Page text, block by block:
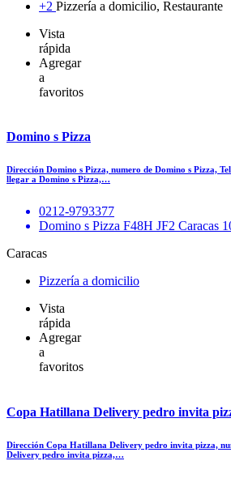
+2 Pizzería a domicilio, Restaurante
Vista
rápida
Agregar
a
favoritos
Domino s Pizza
Dirección Domino s Pizza, numero de Domino s Pizza,
llegar a Domino s Pizza,…
0212-9793377
Domino s Pizza F48H JF2 Caracas
Caracas
Pizzería a domicilio
Vista
rápida
Agregar
a
favoritos
Copa Hatillana Delivery pedro invita
Dirección Copa Hatillana Delivery pedro invita pizza,
Delivery pedro invita pizza,…